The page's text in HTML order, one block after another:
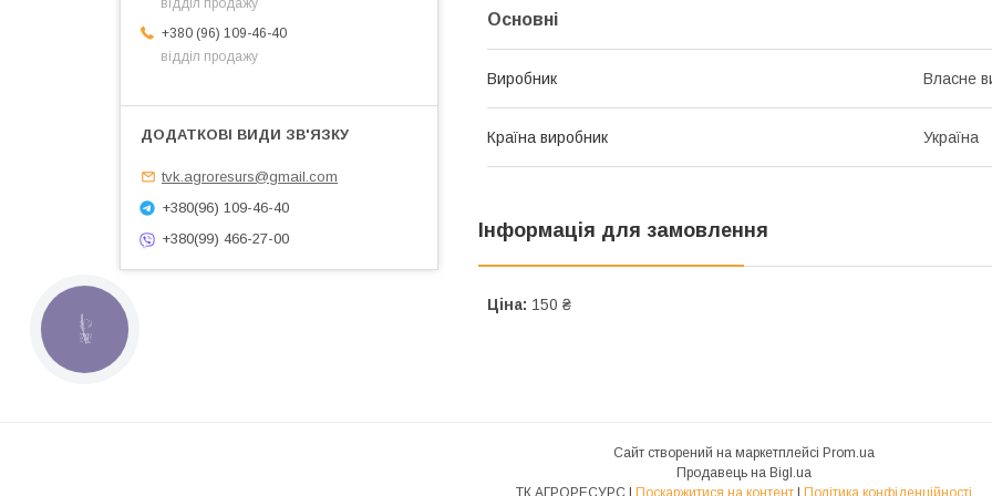
Основні
Виробник Власне
Країна виробник Україна
Інформація для замовлення
Ціна: 150 ₴
відділ продажу
+380 (96) 109-46-40
відділ продажу
tvk.agroresurs@gmail.com
+380(96) 109-46-40
+380(99) 466-27-00
Сайт створений на маркетплейсі Prom.ua
Продавець на Bigl.ua
ТК АГРОРЕСУРС | Поскаржитися на контент | Політика конфіденційності
КНОПКА
ЗВ'ЯЗКУ